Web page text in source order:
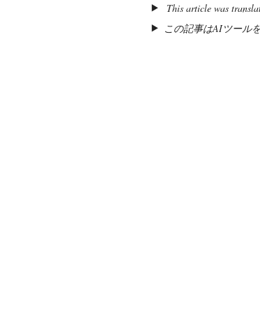
This article was
この記事はAIツール